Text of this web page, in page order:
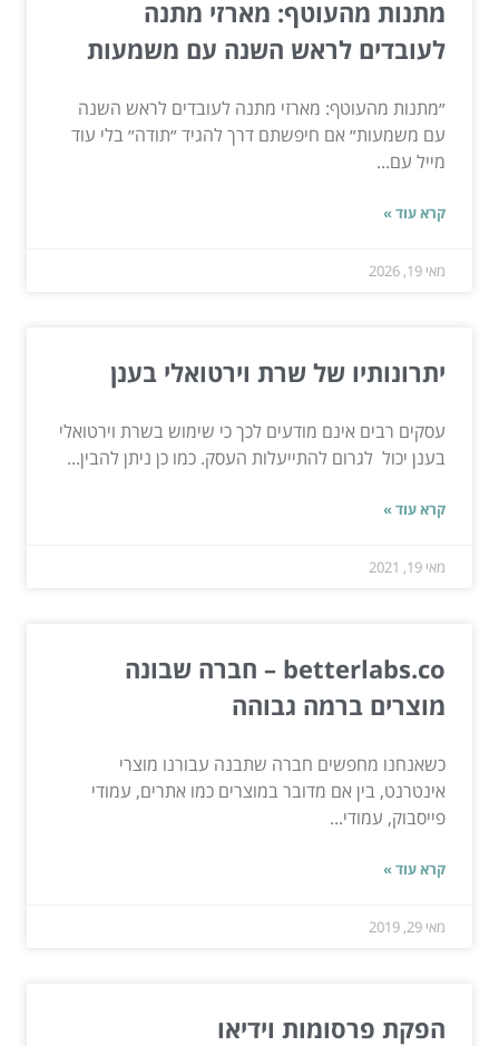
מתנות מהעוטף: מארזי מתנה
לעובדים לראש השנה עם משמעות
״מתנות מהעוטף: מארזי מתנה לעובדים לראש השנה
עם משמעות״ אם חיפשתם דרך להגיד ״תודה״ בלי עוד
מייל עם...
קרא עוד »
מאי 19, 2026
יתרונותיו של שרת וירטואלי בענן
עסקים רבים אינם מודעים לכך כי שימוש בשרת וירטואלי
בענן יכול לגרום להתייעלות העסק. כמו כן ניתן להבין...
קרא עוד »
מאי 19, 2021
betterlabs.co – חברה שבונה
מוצרים ברמה גבוהה
כשאנחנו מחפשים חברה שתבנה עבורנו מוצרי
אינטרנט, בין אם מדובר במוצרים כמו אתרים, עמודי
פייסבוק, עמודי...
קרא עוד »
מאי 29, 2019
הפקת פרסומות וידיאו